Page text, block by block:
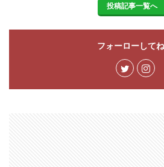
投稿記事一覧へ
フォーローしてね